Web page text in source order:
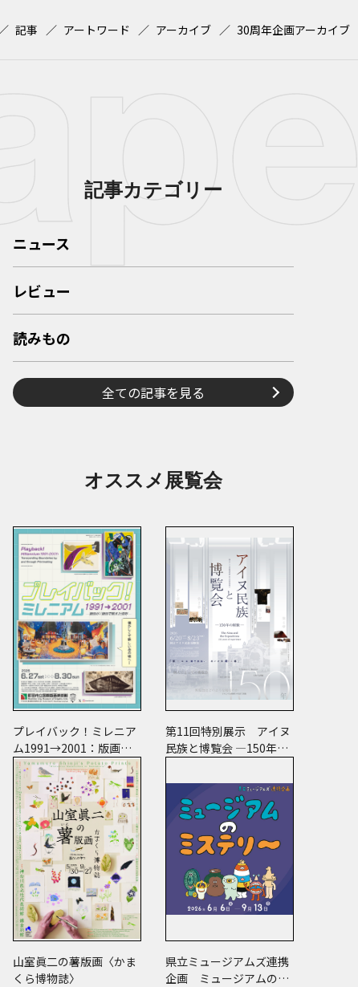
記事 アートワード アーカイブ 30周年企画アーカイブ
記事カテゴリー
ニュース
レビュー
読みもの
全ての記事を見る
オススメ展覧会
プレイバック！ミレニア
ム1991→2001：版画が
／版画で越えた境界
第11回特別展示 アイヌ
民族と博覧会 ―150年の
山室眞二の薯版画〈かま
くら博物誌〉
県立ミュージアムズ連携
企画 ミュージアムのミ